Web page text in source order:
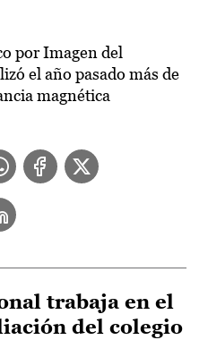
por Imagen del
el año pasado más de
magnética
trabaja en el
del colegio